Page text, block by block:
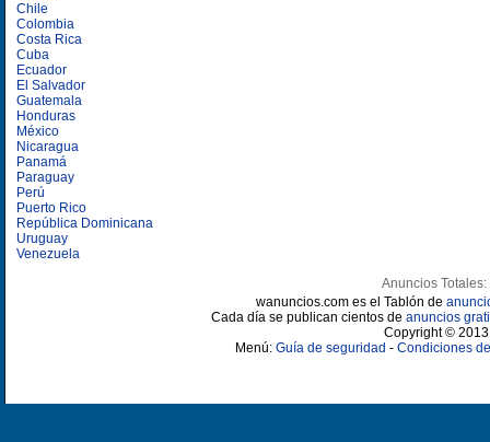
Chile
Colombia
Costa Rica
Cuba
Ecuador
El Salvador
Guatemala
Honduras
México
Nicaragua
Panamá
Paraguay
Perú
Puerto Rico
República Dominicana
Uruguay
Venezuela
Anuncios Totales:
wanuncios.com es el Tablón de
Cada día se publican cientos de anuncios
Copyright ©
Menú: Guía de seguridad - Condiciones